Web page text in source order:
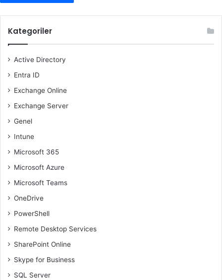
Kategoriler
Active Directory
Entra ID
Exchange Online
Exchange Server
Genel
Intune
Microsoft 365
Microsoft Azure
Microsoft Teams
OneDrive
PowerShell
Remote Desktop Services
SharePoint Online
Skype for Business
SQL Server